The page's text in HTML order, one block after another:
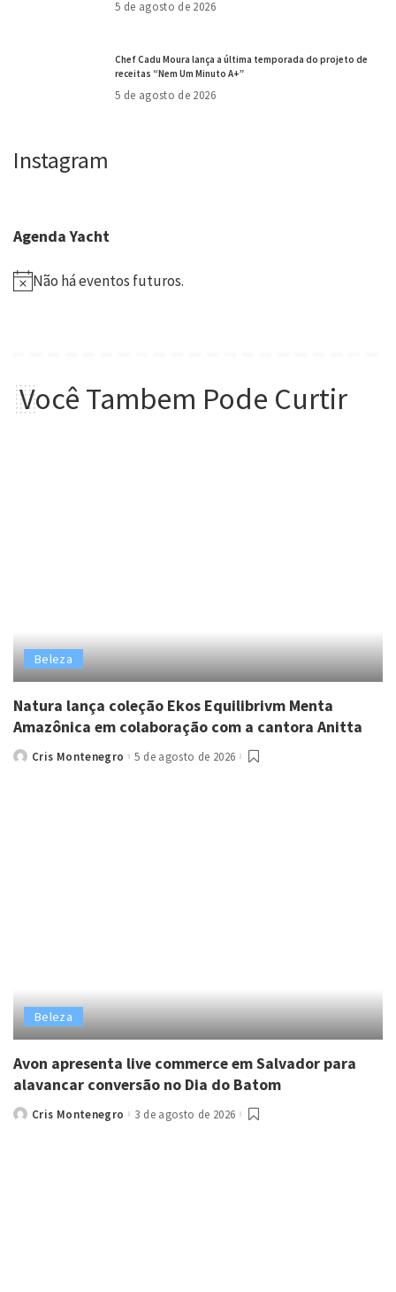
5 de agosto de 2026
Chef Cadu Moura lança a última temporada do projeto de
receitas “Nem Um Minuto A+”
5 de agosto de 2026
Instagram
Agenda Yacht
Não há eventos futuros.
Você Tambem Pode Curtir
Beleza
Natura lança coleção Ekos Equilibrivm Menta
Amazônica em colaboração com a cantora Anitta
PostedCris Montenegro 5 de agosto de 2026
Beleza
Avon apresenta live commerce em Salvador para
alavancar conversão no Dia do Batom
PostedCris Montenegro 3 de agosto de 2026